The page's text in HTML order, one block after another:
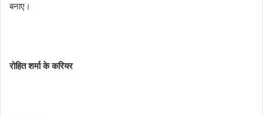
बनाए।
रोहित शर्मा के करियर